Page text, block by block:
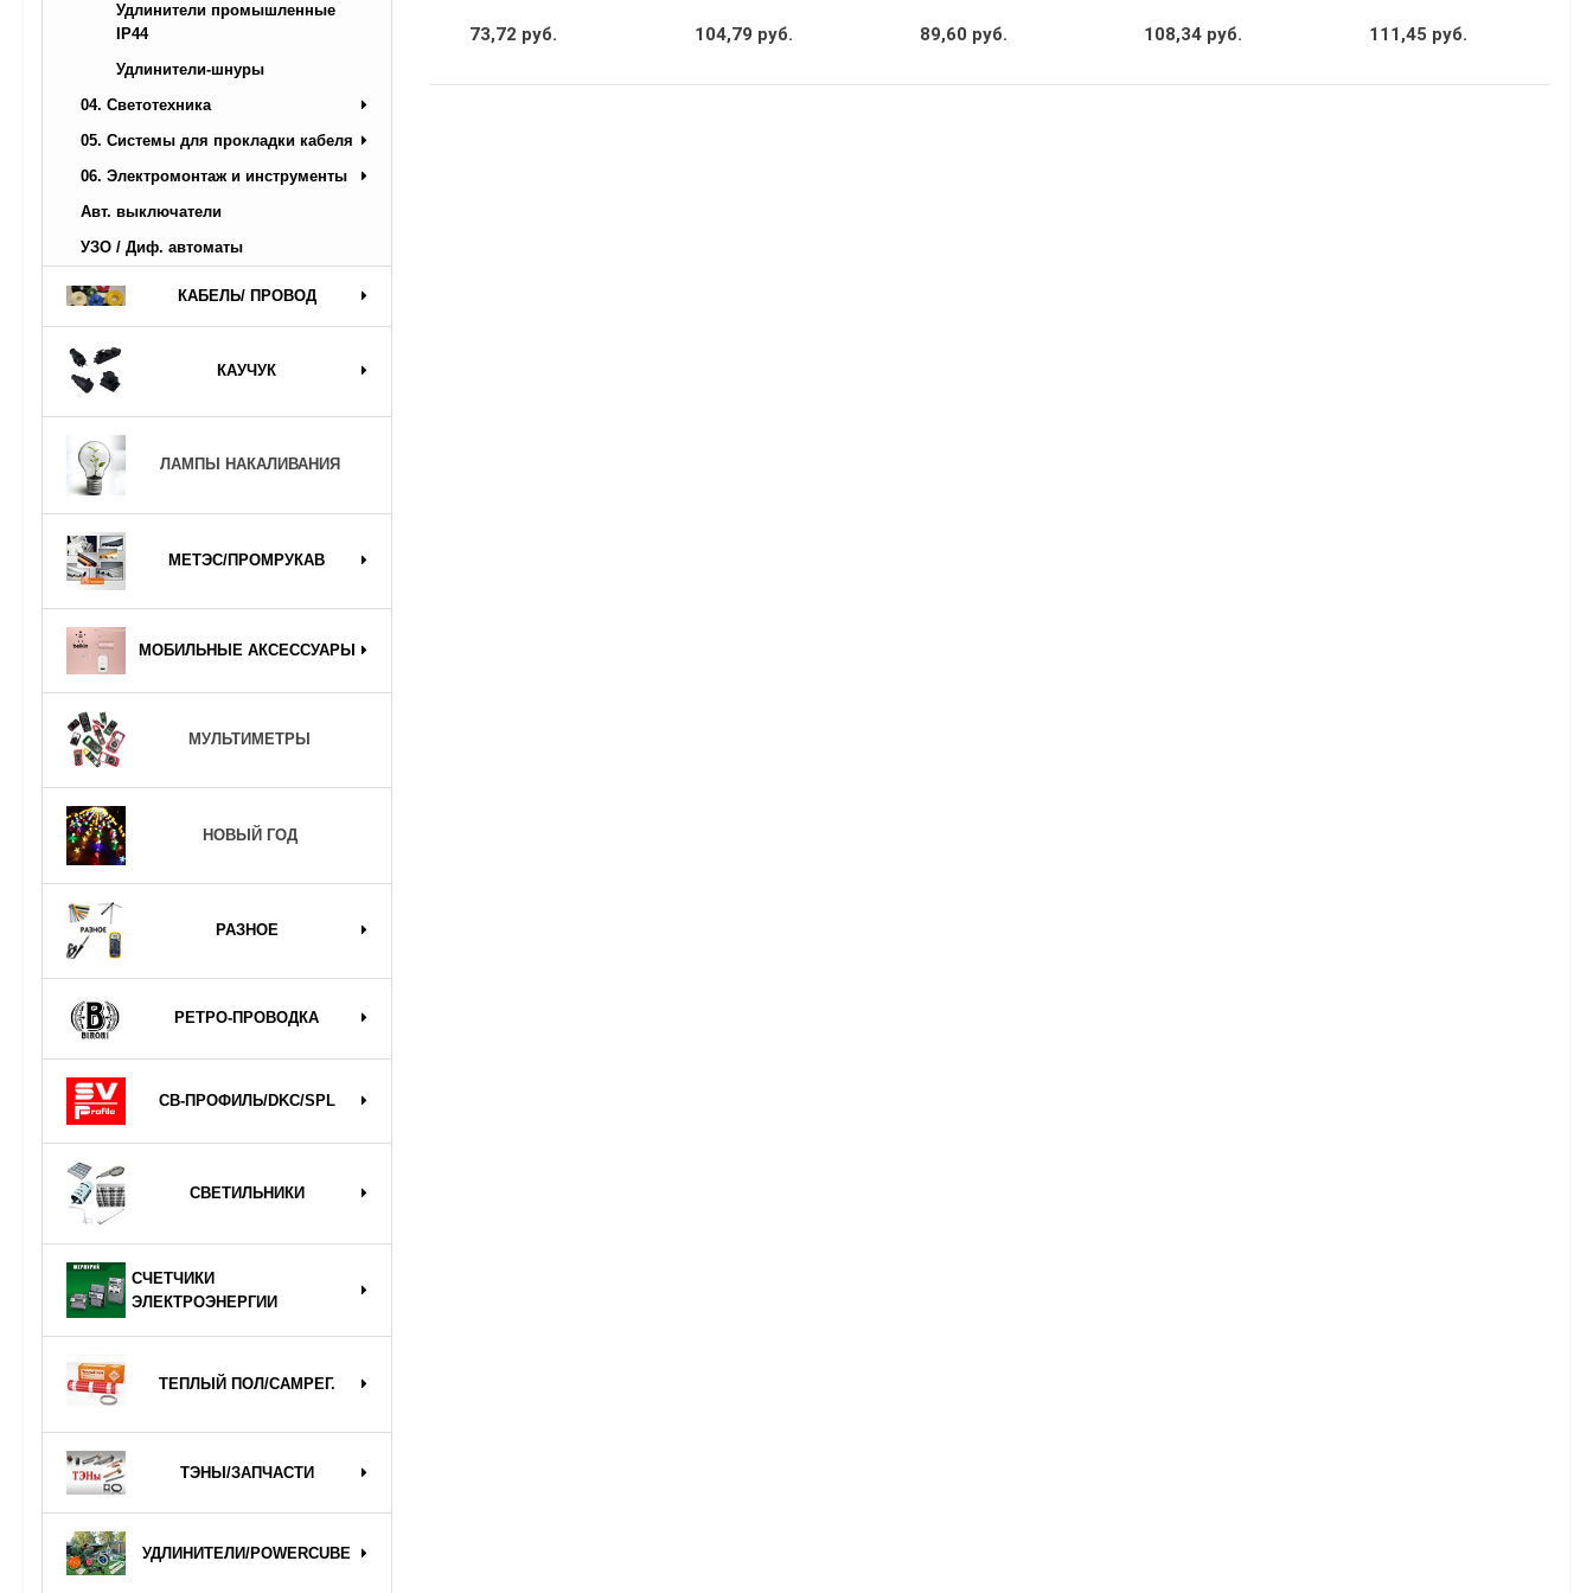
Удлинители промышленные
IP44
Удлинители-шнуры
04. Светотехника
05. Системы для прокладки кабеля
06. Электромонтаж и инструменты
Авт. выключатели
УЗО / Диф. автоматы
КАБЕЛЬ/ ПРОВОД
КАУЧУК
ЛАМПЫ НАКАЛИВАНИЯ
МЕТЭС/ПРОМРУКАВ
МОБИЛЬНЫЕ АКСЕССУАРЫ
МУЛЬТИМЕТРЫ
НОВЫЙ ГОД
РАЗНОЕ
РЕТРО-ПРОВОДКА
СВ-ПРОФИЛЬ/DKC/SPL
СВЕТИЛЬНИКИ
СЧЕТЧИКИ
ЭЛЕКТРОЭНЕРГИИ
ТЕПЛЫЙ ПОЛ/САМРЕГ.
ТЭНЫ/ЗАПЧАСТИ
УДЛИНИТЕЛИ/POWERCUBE
73,72 руб. 104,79 руб. 89,60 руб. 108,34 руб. 111,45 руб.